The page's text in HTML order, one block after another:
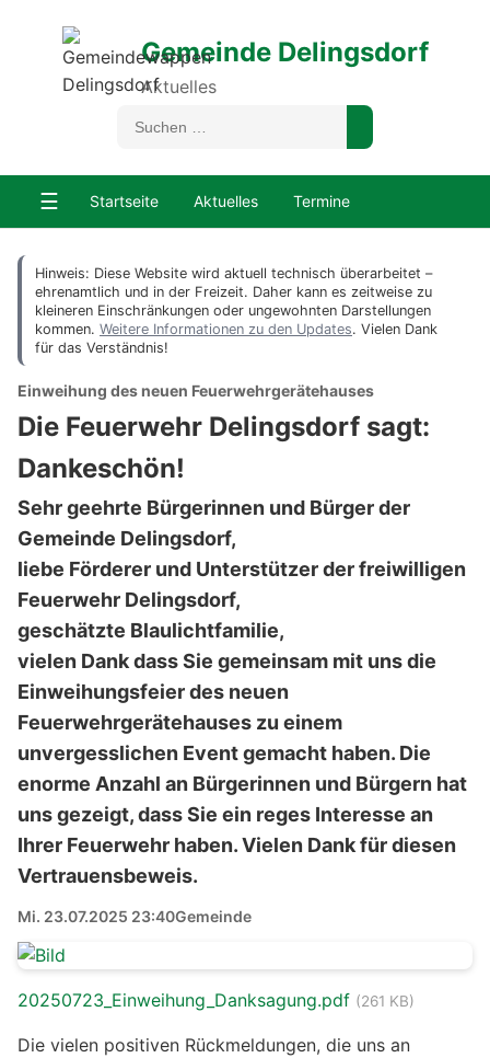
Gemeinde Delingsdorf
Aktuelles
☰ Startseite Aktuelles Termine
Hinweis: Diese Website wird aktuell technisch überarbeitet –
ehrenamtlich und in der Freizeit. Daher kann es zeitweise zu
kleineren Einschränkungen oder ungewohnten Darstellungen
kommen. Weitere Informationen zu den Updates. Vielen Dank
für das Verständnis!
Einweihung des neuen Feuerwehrgerätehauses
Die Feuerwehr Delingsdorf sagt:
Dankeschön!
Sehr geehrte Bürgerinnen und Bürger der
Gemeinde Delingsdorf,
liebe Förderer und Unterstützer der freiwilligen
Feuerwehr Delingsdorf,
geschätzte Blaulichtfamilie,
vielen Dank dass Sie gemeinsam mit uns die
Einweihungsfeier des neuen
Feuerwehrgerätehauses zu einem
unvergesslichen Event gemacht haben. Die
enorme Anzahl an Bürgerinnen und Bürgern hat
uns gezeigt, dass Sie ein reges Interesse an
Ihrer Feuerwehr haben. Vielen Dank für diesen
Vertrauensbeweis.
Mi. 23.07.2025 23:40Gemeinde
20250723_Einweihung_Danksagung.pdf (261 KB)
Die vielen positiven Rückmeldungen, die uns an